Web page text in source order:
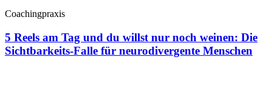
Coachingpraxis
5 Reels am Tag und du willst nur noch weinen: Die
Sichtbarkeits-Falle für neurodivergente Menschen